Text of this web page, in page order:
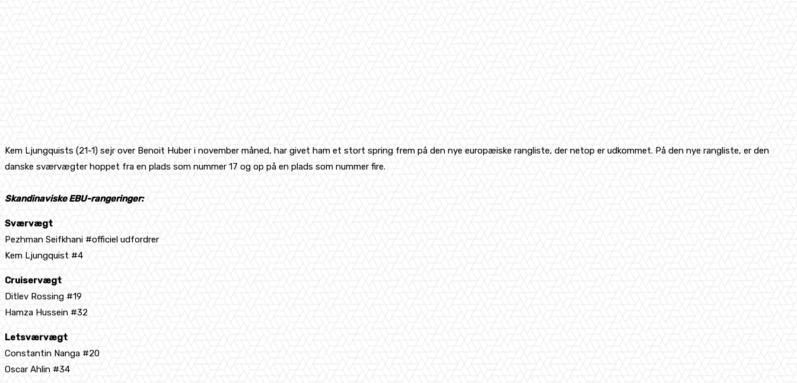
Kem Ljungquists (21-1) sejr over Benoit Huber i november måned, har givet ham et stort spring frem på den nye europæiske rangliste, der netop er udkommet. På den nye rangliste, er den
danske sværvægter hoppet fra en plads som nummer 17 og op på en plads som nummer fire.
Skandinaviske EBU-rangeringer:
Sværvægt
Pezhman Seifkhani #officiel udfordrer
Kem Ljungquist #4
Cruiservægt
Ditlev Rossing #19
Hamza Hussein #32
Letsværvægt
Constantin Nanga #20
Oscar Ahlin #34